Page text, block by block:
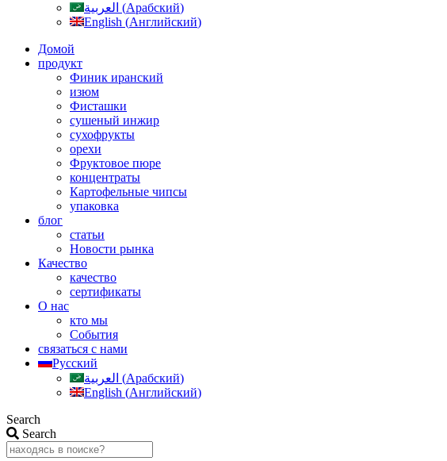
العربية (Арабский)
English (Английский)
Домой
продукт
Финик иранский
изюм
Фисташки
сушеный инжир
сухофрукты
орехи
Фруктовое пюре
концентраты
Картофельные чипсы
упаковка
блог
статьи
Новости рынка
Качество
качество
сертификаты
О нас
кто мы
События
связаться с нами
Русский
العربية (Арабский)
English (Английский)
Search
Search